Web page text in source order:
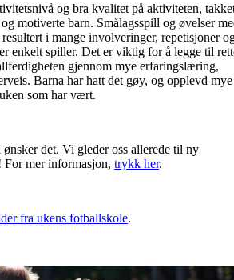
og bra kvalitet på aktiviteten,
motiverte barn. Smålagsspill og øvelser
i mange involveringer, repetisjoner
enkelt spiller. Det er viktig for å legge til
gjennom mye erfaringslæring,
Barna har hatt det gøy, og opplevd mye
som har vært.
det. Vi gleder oss allerede til ny
mer informasjon, trykk her.
fra ukens fotballskole.